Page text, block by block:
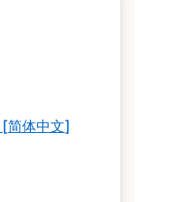
[简体中文]